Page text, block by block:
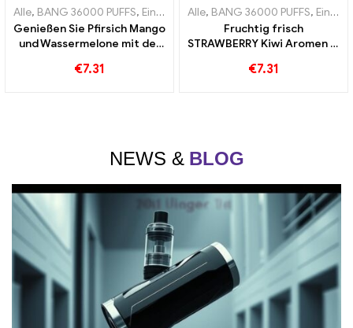
Alle, BANG 36000 PUFFS, Einweg E-Zigaretten ,Einweg-E-
Genießen Sie Pfirsich Mango
und Wassermelone mit der
E-Zigarette und Mesh Coil
€7.31
Alle, BANG 36000 PUFFS, Einweg E-Zigaretten
Fruchtig frisch
STRAWBERRY Kiwi Aromen in
Puffs Einweg-E-Zigarette
€7.31
NEWS & BLOG